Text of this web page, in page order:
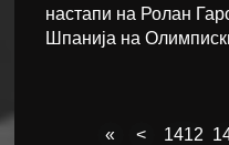
настапи на Ролан
Шпанија на
« < 1412